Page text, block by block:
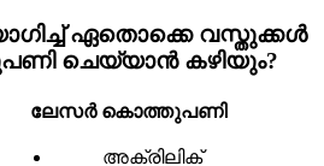
ഏതൊക്കെ വസ്തുക്കൾ
ചെയ്യാൻ കഴിയും?
ലേസർ കൊത്തുപണി
അക്രിലിക്